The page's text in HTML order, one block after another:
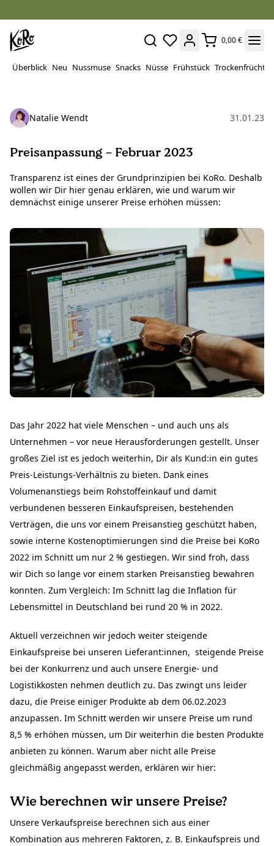
0,00 €
Überblick Neu Nussmuse Snacks Nüsse Frühstück Trockenfrüchte
Natalie Wendt 31.01.23
Preisanpassung – Februar 2023
Transparenz ist eines der Grundprinzipien bei KoRo. Deshalb
wollen wir Dir hier genau erklären, wie und warum wir
demnächst einige unserer Preise erhöhen müssen:
Das Jahr 2022 hat viele Menschen – und auch uns als
Unternehmen – vor neue Herausforderungen gestellt. Unser
großes Ziel ist es jedoch weiterhin, Dir als Kund:in ein gutes
Preis-Leistungs-Verhältnis zu bieten. Dank eines
Volumenanstiegs beim Rohstoffeinkauf und damit
verbundenen besseren Einkaufspreisen, bestehenden
Verträgen, die uns vor einem Preisanstieg geschützt haben,
sowie interne Kostenoptimierungen sind die Preise bei KoRo
2022 im Schnitt um nur 2 % gestiegen. Wir sind froh, dass
wir Dich so lange vor einem starken Preisanstieg bewahren
konnten. Zum Vergleich: Im Schnitt lag die Inflation für
Lebensmittel in Deutschland bei rund 20 % in 2022.
Aktuell verzeichnen wir jedoch weiter steigende
Einkaufspreise bei unseren Lieferant:innen, steigende Preise
bei der Konkurrenz und auch unsere Energie- und
Logistikkosten nehmen deutlich zu. Das zwingt uns leider
dazu, die Preise einiger Produkte ab dem 06.02.2023
anzupassen. Im Schnitt werden wir unsere Preise um rund
8,5 % erhöhen müssen, um Dir weiterhin die besten Produkte
anbieten zu können. Warum aber nicht alle Preise
gleichmäßig angepasst werden, erklären wir hier:
Wie berechnen wir unsere Preise?
Unsere Verkaufspreise berechnen sich aus einer
Kombination aus mehreren Faktoren, z. B. Einkaufspreis und